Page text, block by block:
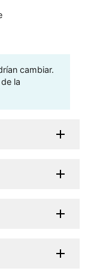
cambiar.
la